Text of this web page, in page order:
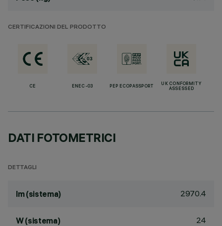
CERTIFICAZIONI DEL PRODOTTO
CE ENEC-03 PEP ECOPASSPORT
UK CONFORMITY
ASSESSED
DATI FOTOMETRICI
DETTAGLI
lm (sistema) 2970.4
W (sistema) 24